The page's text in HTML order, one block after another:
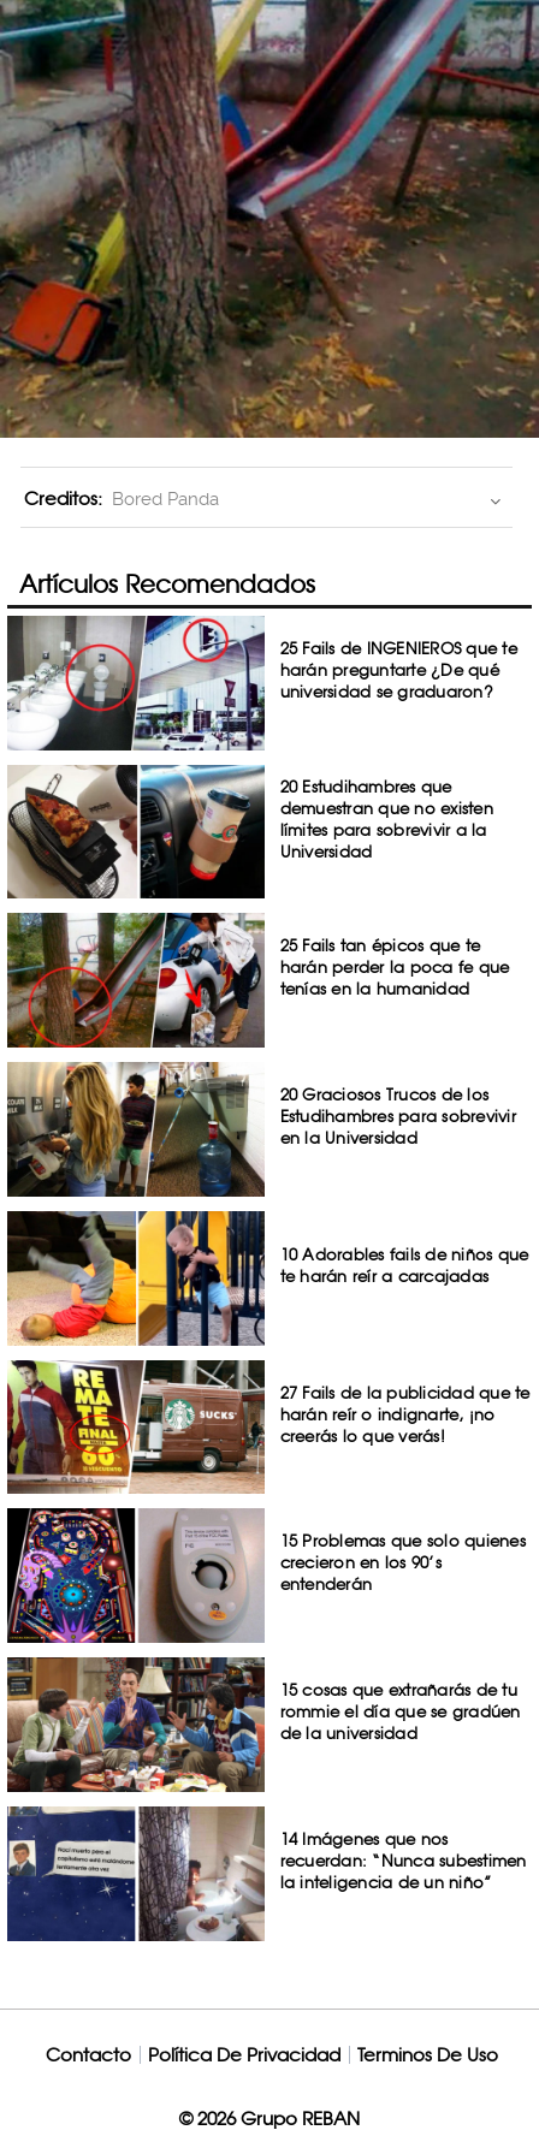
Creditos: Bored Panda
Artículos Recomendados
25 Fails de INGENIEROS que te
harán preguntarte ¿De qué
universidad se graduaron?
20 Estudihambres que
demuestran que no existen
límites para sobrevivir a la
Universidad
25 Fails tan épicos que te
harán perder la poca fe que
tenías en la humanidad
20 Graciosos Trucos de los
Estudihambres para sobrevivir
en la Universidad
10 Adorables fails de niños que
te harán reír a carcajadas
27 Fails de la publicidad que te
harán reír o indignarte, ¡no
creerás lo que verás!
15 Problemas que solo quienes
crecieron en los 90’s
entenderán
15 cosas que extrañarás de tu
rommie el día que se gradúen
de la universidad
14 Imágenes que nos
recuerdan: “Nunca subestimen
la inteligencia de un niño”
Contacto Política De Privacidad Terminos De Uso
© 2026 Grupo REBAN